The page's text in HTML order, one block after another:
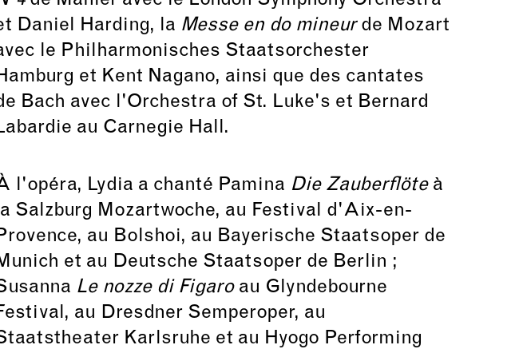
Daniel Harding, la Messe en do mineurde Mozart
le Philharmonisches Staatsorchester
et Kent Nagano, ainsi que des cantates
Bach avec l'Orchestra of St. Luke's et Bernard
au Carnegie Hall.
l'opéra, Lydia a chanté Pamina Die Zauberflöteà
Salzburg Mozartwoche, au Festival d'Aix-en-
au Bolshoi, au Bayerische Staatsoper de
et au Deutsche Staatsoper de Berlin ;
Le nozze di Figaroau Glyndebourne
au Dresdner Semperoper, au
Karlsruhe et au Hyogo Performing